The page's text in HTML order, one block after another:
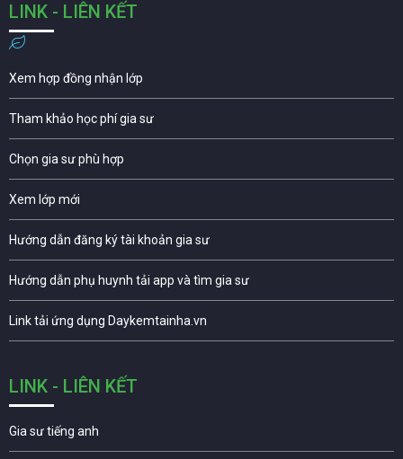
LINK - LIÊN KẾT
Xem hợp đồng nhận lớp
Tham khảo học phí gia sư
Chọn gia sư phù hợp
Xem lớp mới
Hướng dẫn đăng ký tài khoản gia sư
Hướng dẫn phụ huynh tải app và tìm gia sư
Link tải ứng dụng Daykemtainha.vn
LINK - LIÊN KẾT
Gia sư tiếng anh